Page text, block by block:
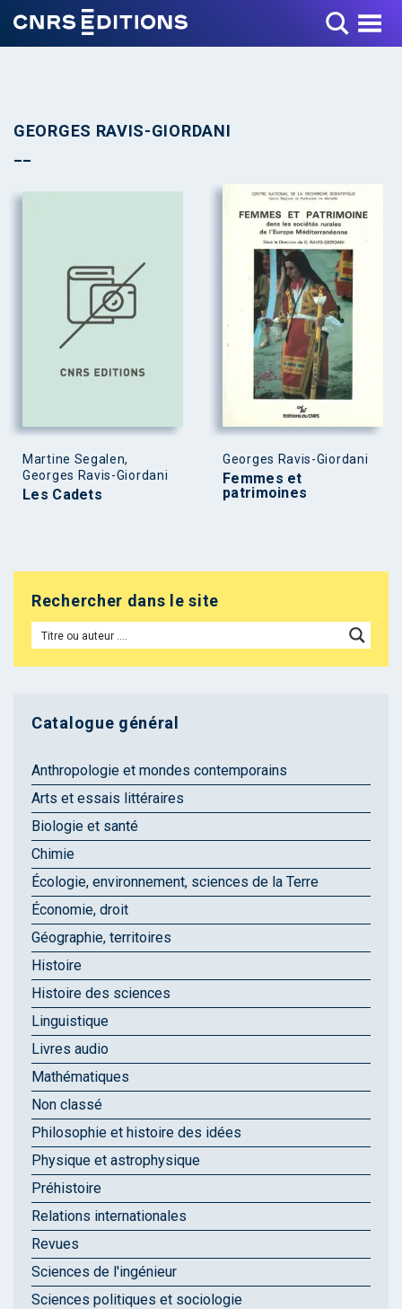
Toggle Menu
GEORGES RAVIS-GIORDANI
Martine Segalen,
Georges Ravis-Giordani
Les Cadets
Georges Ravis-Giordani
Femmes et
patrimoines
Rechercher dans le site
Catalogue général
Anthropologie et mondes contemporains
Arts et essais littéraires
Biologie et santé
Chimie
Écologie, environnement, sciences de la Terre
Économie, droit
Géographie, territoires
Histoire
Histoire des sciences
Linguistique
Livres audio
Mathématiques
Non classé
Philosophie et histoire des idées
Physique et astrophysique
Préhistoire
Relations internationales
Revues
Sciences de l'ingénieur
Sciences politiques et sociologie